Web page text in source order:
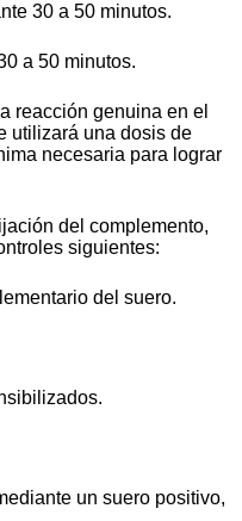
30 a 50 minutos.
a 50 minutos.
reacción genuina en el
utilizará una dosis de
necesaria para lograr
del complemento,
siguientes:
del suero.
un suero positivo,